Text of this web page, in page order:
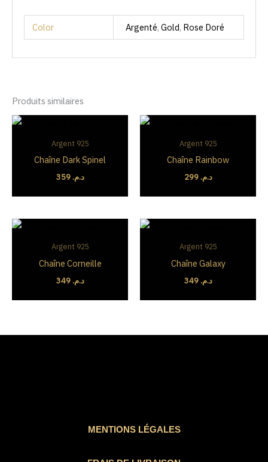
Color Argenté, Gold, Rose Doré
Produits similaires
Argent 925
Chaîne Dark Spinel
د.م. 359
Argent 925
Chaîne Rainbow
د.م. 299
Argent 925
Chaîne Corneille
د.م. 349
Argent 925
Chaîne Galaxy
د.م. 349
MENTIONS LÉGALES